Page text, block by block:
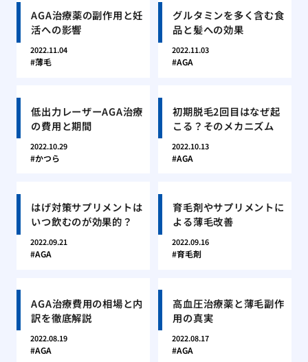
AGA治療薬の副作用と妊
活への影響
2022.11.04
薄毛
グルタミンを多く含む食
品と髪への効果
2022.11.03
AGA
低出力レーザーAGA治療
の費用と期間
2022.10.29
かつら
初期脱毛2回目はなぜ起
こる？そのメカニズム
2022.10.13
AGA
はげ対策サプリメントは
いつ飲むのが効果的？
2022.09.21
AGA
育毛剤やサプリメントに
よる薄毛改善
2022.09.16
育毛剤
AGA治療費用の相場と内
訳を徹底解説
2022.08.19
AGA
高血圧治療薬と薄毛副作
用の真実
2022.08.17
AGA